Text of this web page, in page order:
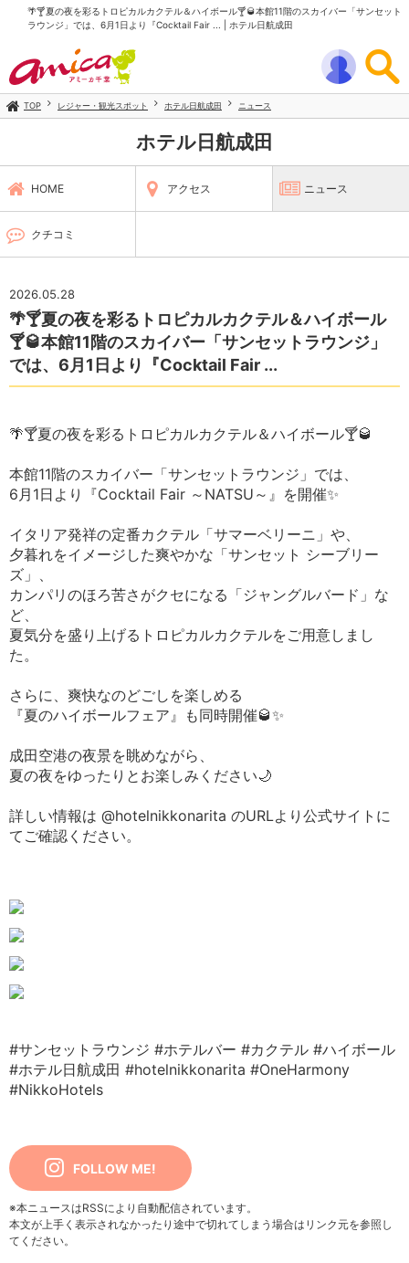
🌴🍸夏の夜を彩るトロピカルカクテル＆ハイボール🍸🥃本館11階のスカイバー「サンセット
ラウンジ」では、6月1日より『Cocktail Fair ... | ホテル日航成田
TOP レジャー・観光スポット ホテル日航成田 ニュース
ホテル日航成田
HOME アクセス ニュース
クチコミ
2026.05.28
🌴🍸夏の夜を彩るトロピカルカクテル＆ハイボール
🍸🥃本館11階のスカイバー「サンセットラウンジ」
では、6月1日より『Cocktail Fair ...
🌴🍸夏の夜を彩るトロピカルカクテル＆ハイボール🍸🥃
本館11階のスカイバー「サンセットラウンジ」では、
6月1日より『Cocktail Fair ～NATSU～』を開催✨
イタリア発祥の定番カクテル「サマーベリーニ」や、
夕暮れをイメージした爽やかな「サンセット シーブリー
ズ」、
カンパリのほろ苦さがクセになる「ジャングルバード」な
ど、
夏気分を盛り上げるトロピカルカクテルをご用意しまし
た。
さらに、爽快なのどごしを楽しめる
『夏のハイボールフェア』も同時開催🥃✨
成田空港の夜景を眺めながら、
夏の夜をゆったりとお楽しみください🌙
詳しい情報は @hotelnikkonarita のURLより公式サイトに
てご確認ください。
#サンセットラウンジ #ホテルバー #カクテル #ハイボール
#ホテル日航成田 #hotelnikkonarita #OneHarmony
#NikkoHotels
FOLLOW ME!
※本ニュースはRSSにより自動配信されています。
本文が上手く表示されなかったり途中で切れてしまう場合はリンク元を参照し
てください。